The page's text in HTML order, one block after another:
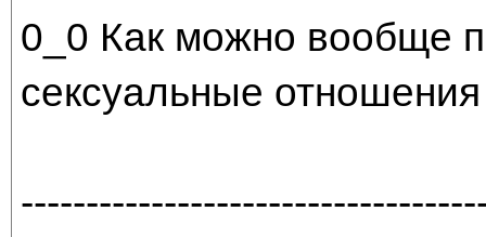
0_0 Как можно вообще
сексуальные